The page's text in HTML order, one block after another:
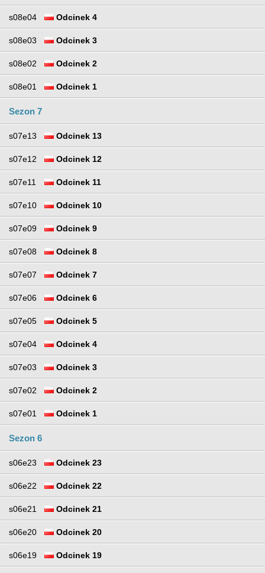
s08e04 Odcinek 4
s08e03 Odcinek 3
s08e02 Odcinek 2
s08e01 Odcinek 1
Sezon 7
s07e13 Odcinek 13
s07e12 Odcinek 12
s07e11 Odcinek 11
s07e10 Odcinek 10
s07e09 Odcinek 9
s07e08 Odcinek 8
s07e07 Odcinek 7
s07e06 Odcinek 6
s07e05 Odcinek 5
s07e04 Odcinek 4
s07e03 Odcinek 3
s07e02 Odcinek 2
s07e01 Odcinek 1
Sezon 6
s06e23 Odcinek 23
s06e22 Odcinek 22
s06e21 Odcinek 21
s06e20 Odcinek 20
s06e19 Odcinek 19